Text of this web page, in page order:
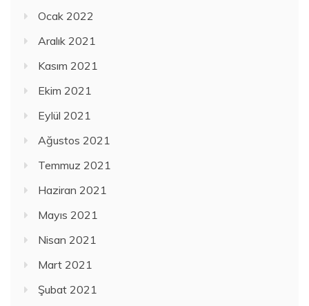
Ocak 2022
Aralık 2021
Kasım 2021
Ekim 2021
Eylül 2021
Ağustos 2021
Temmuz 2021
Haziran 2021
Mayıs 2021
Nisan 2021
Mart 2021
Şubat 2021